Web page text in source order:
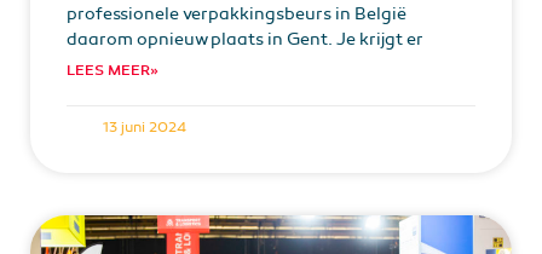
professionele verpakkingsbeurs in België
daarom opnieuw plaats in Gent. Je krijgt er
LEES MEER»
13 juni 2024